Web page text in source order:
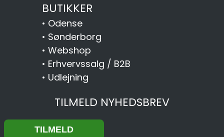
BUTIKKER
• Odense
• Sønderborg
• Webshop
• Erhvervssalg / B2B
• Udlejning
TILMELD NYHEDSBREV